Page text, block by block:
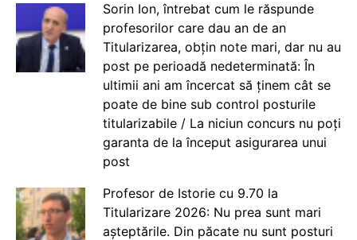
Sorin Ion, întrebat cum le răspunde
profesorilor care dau an de an
Titularizarea, obțin note mari, dar nu au
post pe perioadă nedeterminată: În
ultimii ani am încercat să ținem cât se
poate de bine sub control posturile
titularizabile / La niciun concurs nu poți
garanta de la început asigurarea unui
post
Profesor de Istorie cu 9.70 la
Titularizare 2026: Nu prea sunt mari
așteptările. Din păcate nu sunt posturi